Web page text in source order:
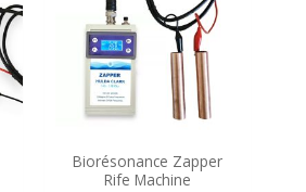
Biorésonance Zapper
Rife Machine